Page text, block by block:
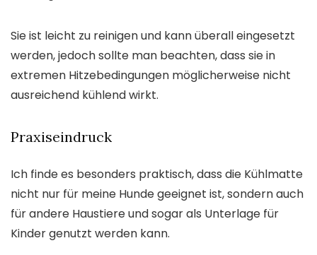
Sie ist leicht zu reinigen und kann überall eingesetzt
werden, jedoch sollte man beachten, dass sie in
extremen Hitzebedingungen möglicherweise nicht
ausreichend kühlend wirkt.
Praxiseindruck
Ich finde es besonders praktisch, dass die Kühlmatte
nicht nur für meine Hunde geeignet ist, sondern auch
für andere Haustiere und sogar als Unterlage für
Kinder genutzt werden kann.